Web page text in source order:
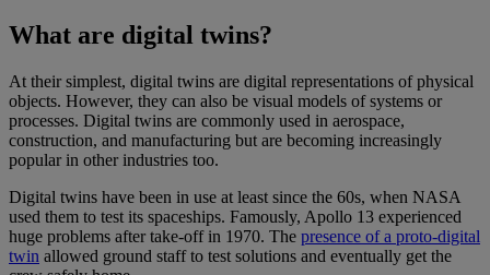
What are digital twins?
At their simplest, digital twins are digital representations of physical
objects. However, they can also be visual models of systems or
processes. Digital twins are commonly used in aerospace,
construction, and manufacturing but are becoming increasingly
popular in other industries too.
Digital twins have been in use at least since the 60s, when NASA
used them to test its spaceships. Famously, Apollo 13 experienced
huge problems after take-off in 1970. The presence of a proto-digital
twin allowed ground staff to test solutions and eventually get the